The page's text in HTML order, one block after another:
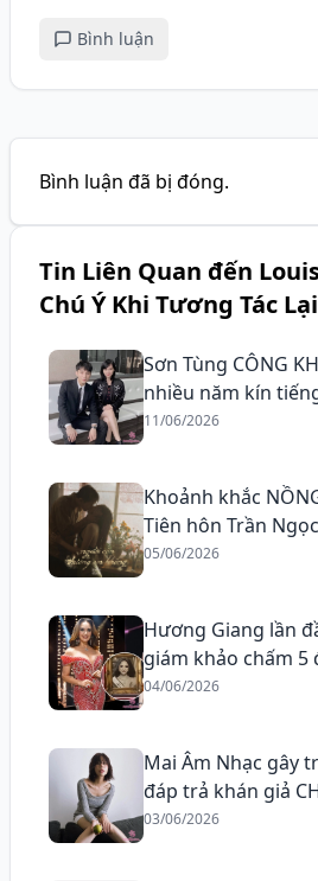
Bình luận
Bình luận đã bị đóng.
Tin Liên Quan đến
Chú Ý Khi Tương Tác
Sơn Tùng CÔNG
nhiều năm kín
11/06/2026
Khoảnh khắc
Tiên hôn Trần
05/06/2026
Hương Giang lần
giám khảo chấm 5
Grand All Stars
04/06/2026
Mai Âm Nhạc gây
đáp trả khán giả
03/06/2026